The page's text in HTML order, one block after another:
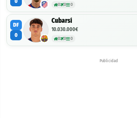
0 0 0
DF
0
Cubarsí
10.030.000€
0 0 0
Publicidad